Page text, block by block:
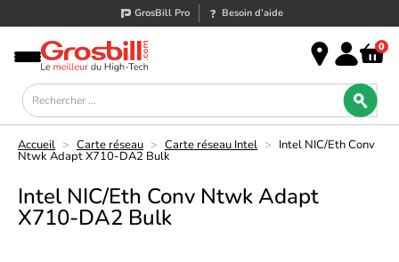
GrosBill Pro Besoin d’aide
0
Accueil > Carte réseau > Carte réseau Intel > Intel NIC/Eth Conv
Ntwk Adapt X710-DA2 Bulk
Intel NIC/Eth Conv Ntwk Adapt
X710-DA2 Bulk